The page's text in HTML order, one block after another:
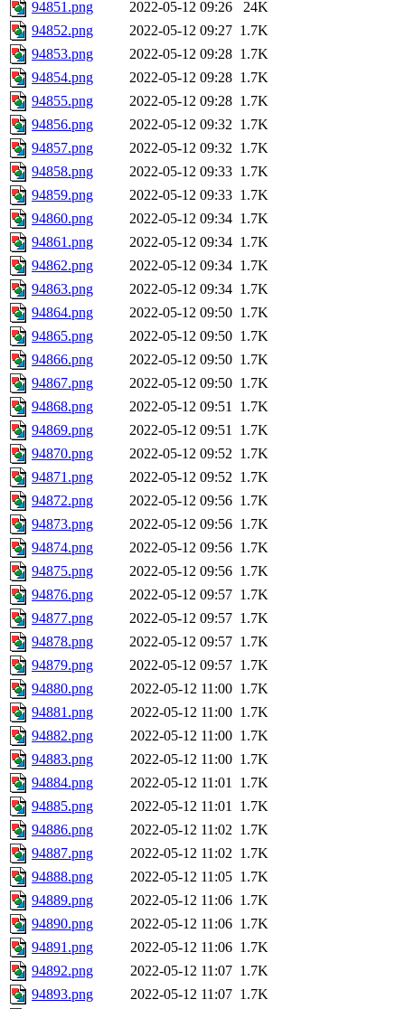
94851.png 2022-05-12 09:26
24K
94852.png
2022-05-12 09:27 1.7K
94853.png
2022-05-12 09:28 1.7K
94854.png
2022-05-12 09:28 1.7K
94855.png
2022-05-12 09:28 1.7K
94856.png
2022-05-12 09:32 1.7K
94857.png
2022-05-12 09:32 1.7K
94858.png
2022-05-12 09:33 1.7K
94859.png
2022-05-12 09:33 1.7K
94860.png
2022-05-12 09:34 1.7K
94861.png
2022-05-12 09:34 1.7K
94862.png
2022-05-12 09:34 1.7K
94863.png
2022-05-12 09:34 1.7K
94864.png
2022-05-12 09:50 1.7K
94865.png
2022-05-12 09:50 1.7K
94866.png
2022-05-12 09:50 1.7K
94867.png
2022-05-12 09:50 1.7K
94868.png
2022-05-12 09:51 1.7K
94869.png
2022-05-12 09:51 1.7K
94870.png
2022-05-12 09:52 1.7K
94871.png
2022-05-12 09:52 1.7K
94872.png
2022-05-12 09:56 1.7K
94873.png
2022-05-12 09:56 1.7K
94874.png
2022-05-12 09:56 1.7K
94875.png
2022-05-12 09:56 1.7K
94876.png
2022-05-12 09:57 1.7K
94877.png
2022-05-12 09:57 1.7K
94878.png
2022-05-12 09:57 1.7K
94879.png
2022-05-12 09:57 1.7K
94880.png
2022-05-12 11:00 1.7K
94881.png
2022-05-12 11:00 1.7K
94882.png
2022-05-12 11:00 1.7K
94883.png
2022-05-12 11:00 1.7K
94884.png
2022-05-12 11:01 1.7K
94885.png
2022-05-12 11:01 1.7K
94886.png
2022-05-12 11:02 1.7K
94887.png
2022-05-12 11:02 1.7K
94888.png
2022-05-12 11:05 1.7K
94889.png
2022-05-12 11:06 1.7K
94890.png
2022-05-12 11:06 1.7K
94891.png
2022-05-12 11:06 1.7K
94892.png
2022-05-12 11:07 1.7K
94893.png
2022-05-12 11:07 1.7K